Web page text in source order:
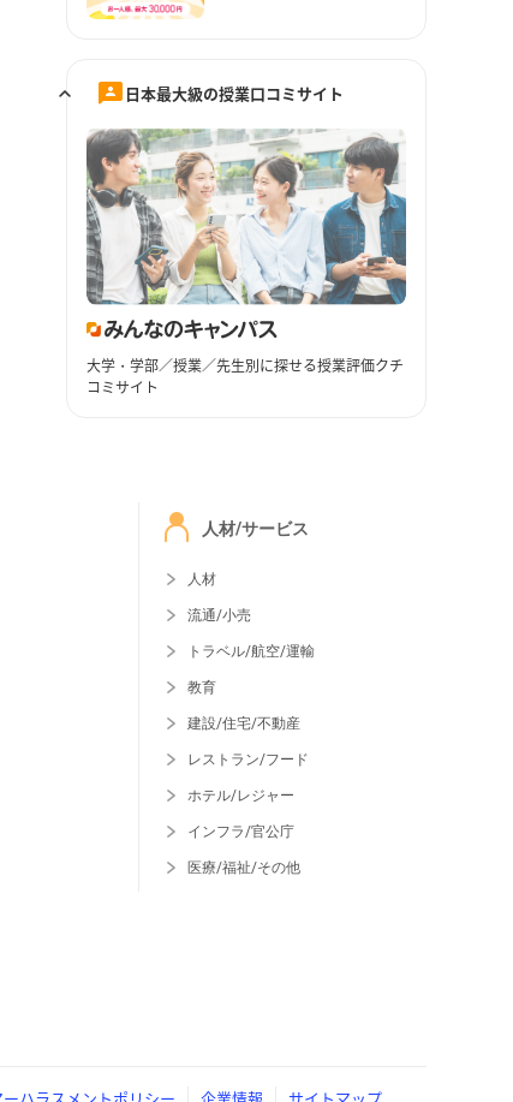
日本最大級の授業口コミサイト
大学・学部／授業／先生別に探せる授業評価クチ
コミサイト
人材/サービス
人材
流通/小売
トラベル/航空/運輸
教育
建設/住宅/不動産
レストラン/フード
ホテル/レジャー
インフラ/官公庁
医療/福祉/その他